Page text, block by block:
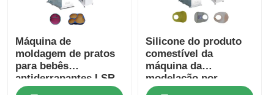
Máquina de
moldagem de pratos
para bebês
antiderrapantes LSR
com ventosa
Silicone do produto
comestível da
máquina da
modelação por
injeção do silicone do